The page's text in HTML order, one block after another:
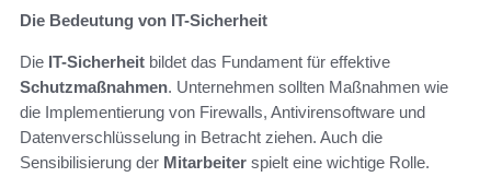
Die Bedeutung von IT-Sicherheit
Die IT-Sicherheit bildet das Fundament für effektive
Schutzmaßnahmen. Unternehmen sollten Maßnahmen wie
die Implementierung von Firewalls, Antivirensoftware und
Datenverschlüsselung in Betracht ziehen. Auch die
Sensibilisierung der Mitarbeiter spielt eine wichtige Rolle.